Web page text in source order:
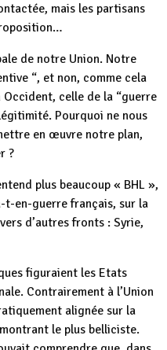
mais les partisans
de notre Union. Notre
“, et non, comme cela
celle de la “guerre
Pourquoi ne nous
en œuvre notre plan,
?
plus beaucoup « BHL »,
t-en-guerre français, sur la
d’autres fronts : Syrie,
figuraient les Etats
Contrairement à l’Union
alignée sur la
le plus belliciste.